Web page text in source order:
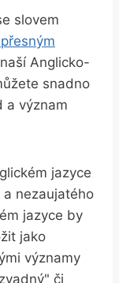
slovem
Anglicko-
snadno
a význam
jazyce
nezaujatého
jazyce by
jako
významy
či